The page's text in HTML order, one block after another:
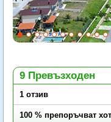
9 Превъзходен
1 отзив
100 % препоръчват